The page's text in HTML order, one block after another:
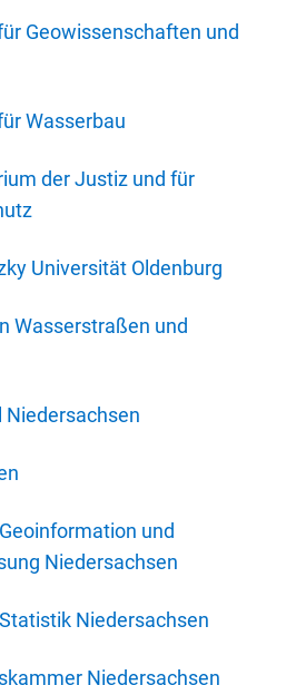
Geowissenschaften und
Wasserbau
der Justiz und für
Universität Oldenburg
Wasserstraßen und
Niedersachsen
und
Niedersachsen
Niedersachsen
Niedersachsen